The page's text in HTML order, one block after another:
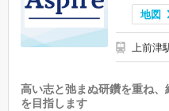
地図
上前津
高い志と弛まぬ研鑽を重ね
を目指します